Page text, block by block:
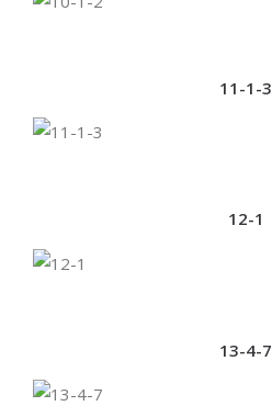
11-1-3
12-1
13-4-7